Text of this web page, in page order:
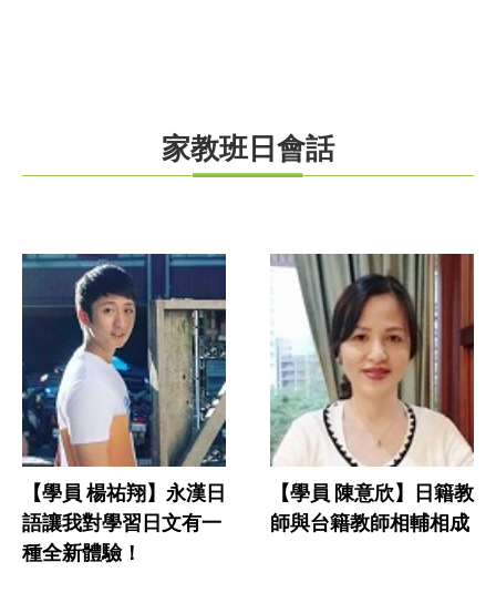
家教班日會話
【學員 楊祐翔】永漢日
語讓我對學習日文有一
種全新體驗！
【學員 陳意欣】日籍教
師與台籍教師相輔相成